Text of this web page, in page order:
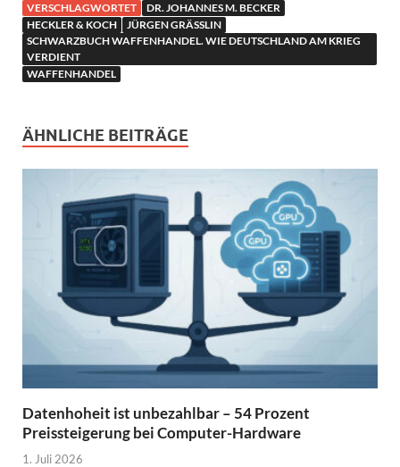
VERSCHLAGWORTET
DR. JOHANNES M. BECKER
HECKLER & KOCH
JÜRGEN GRÄSSLIN
SCHWARZBUCH WAFFENHANDEL. WIE DEUTSCHLAND AM KRIEG
VERDIENT
WAFFENHANDEL
ÄHNLICHE BEITRÄGE
Datenhoheit ist unbezahlbar – 54 Prozent
Preissteigerung bei Computer-Hardware
1. Juli 2026